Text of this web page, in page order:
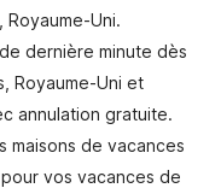
Royaume-Uni.
dernière minute dès
Royaume-Uni et
annulation gratuite.
maisons de vacances
vos vacances de